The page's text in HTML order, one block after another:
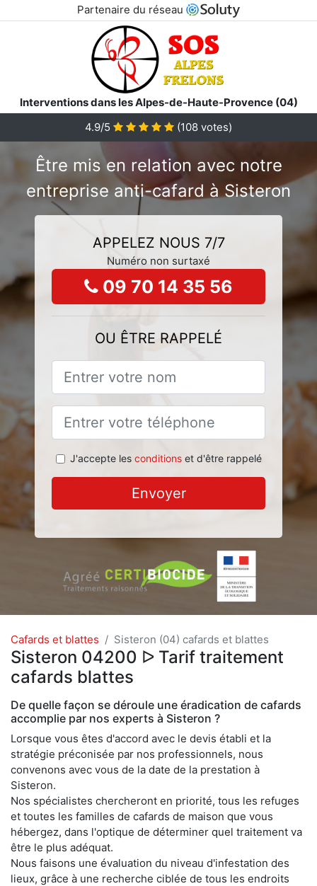
Partenaire du réseau
Interventions dans les Alpes-de-Haute-Provence (04)
4.9/5
(108 votes)
Être mis en relation avec notre
entreprise anti-cafard à Sisteron
APPELEZ NOUS 7/7
Numéro non surtaxé
09 70 14 35 56
OU ÊTRE RAPPELÉ
J'accepte les conditionset d'être rappelé
Envoyer
Cafards et blattes Sisteron (04) cafards et blattes
Sisteron 04200 ᐅ Tarif traitement
cafards blattes
De quelle façon se déroule une éradication de cafards
accomplie par nos experts à Sisteron ?
Lorsque vous êtes d'accord avec le devis établi et la
stratégie préconisée par nos professionnels, nous
convenons avec vous de la date de la prestation à
Sisteron.
Nos spécialistes chercheront en priorité, tous les refuges
et toutes les familles de cafards de maison que vous
hébergez, dans l'optique de déterminer quel traitement va
être le plus adéquat.
Nous faisons une évaluation du niveau d'infestation des
lieux, grâce à une recherche ciblée de tous les endroits